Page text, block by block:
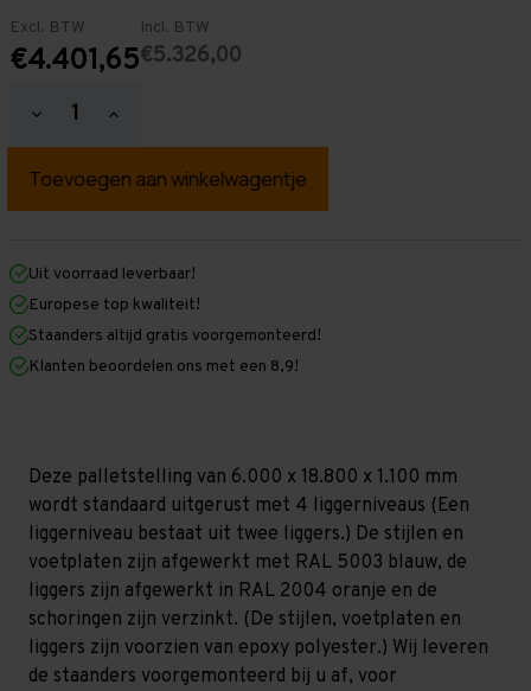
Excl. BTW
€4.401,65
Incl. BTW
€5.326,00
Hoeveelheid
verlagen
Palletstelling
mm
mm
x
1.100
mm
-
-
T100
Hoeveelheid
verhogen
Palletstelling
mm
mm
1.100
mm
(HxLxD)
-
T100
Uit voorraad leverbaar!
Europese top kwaliteit!
Staanders altijd gratis voorgemonteerd!
Klanten beoordelen ons met een 8,9!
Deze palletstelling van 6.000 x 18.800 x 1.100 mm
wordt standaard uitgerust met 4 liggerniveaus (Een
liggerniveau bestaat uit twee liggers.) De stijlen en
voetplaten zijn afgewerkt met RAL 5003 blauw, de
liggers zijn afgewerkt in RAL 2004 oranje en de
schoringen zijn verzinkt. (De stijlen, voetplaten en
liggers zijn voorzien van epoxy polyester.) Wij leveren
de staanders voorgemonteerd bij u af, voor